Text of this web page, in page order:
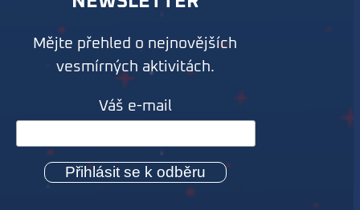
Mějte přehled o nejnovějších
vesmírných aktivitách.
Váš e-mail